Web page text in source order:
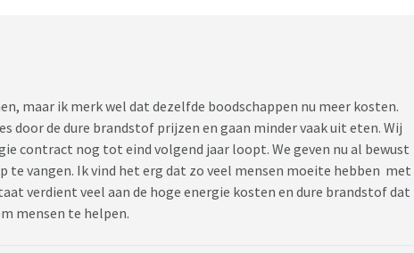
maar ik merk wel dat dezelfde boodschappen nu meer kosten.
door de dure brandstof prijzen en gaan minder vaak uit eten. Wij
contract nog tot eind volgend jaar loopt. We geven nu al bewust
te vangen. Ik vind het erg dat zo veel mensen moeite hebben met
verdient veel aan de hoge energie kosten en dure brandstof dat
mensen te helpen.